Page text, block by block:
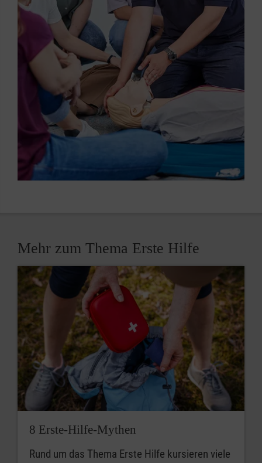
Mehr zum Thema Erste Hilfe
8 Erste-Hilfe-Mythen
Rund um das Thema Erste Hilfe kursieren viele